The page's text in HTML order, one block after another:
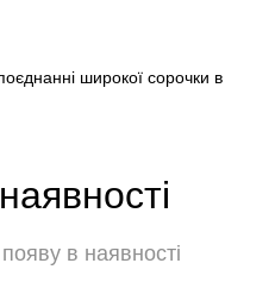
широкої сорочки в
в наявності